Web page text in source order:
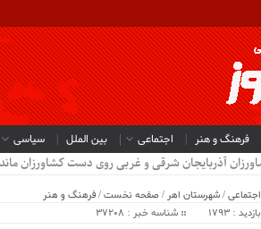
فرهنگ و هنر اجتماعی بین الملل سیاسی
اجتماعی/شهرستان اهر /صفحه نخست/فرهنگ و هنر
بازدید : 1793 شناسه خبر : 37208